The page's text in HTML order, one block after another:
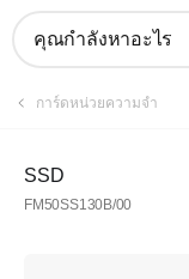
คุณกำลังหาอะไร
การ์ดหน่วยความจำ
SSD
FM50SS130B/00